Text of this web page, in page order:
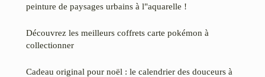
peinture de paysages urbains à l"aquarelle !
Découvrez les meilleurs coffrets carte pokémon à
collectionner
Cadeau original pour noël : le calendrier des douceurs à